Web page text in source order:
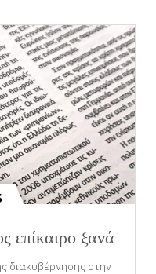
επίκαιρο ξανά
διακυβέρνησης στην